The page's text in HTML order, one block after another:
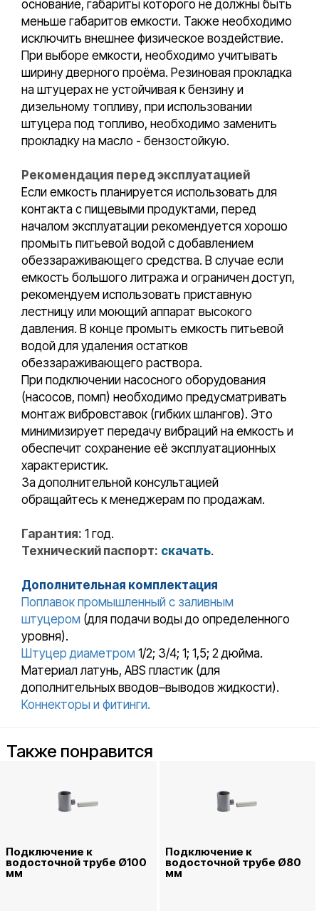
основание, габариты которого не должны быть
меньше габаритов емкости. Также необходимо
исключить внешнее физическое воздействие.
При выборе емкости, необходимо учитывать
ширину дверного проёма. Резиновая прокладка
на штуцерах не устойчивая к бензину и
дизельному топливу, при использовании
штуцера под топливо, необходимо заменить
прокладку на масло - бензостойкую.
Рекомендация перед эксплуатацией
Если емкость планируется использовать для
контакта с пищевыми продуктами, перед
началом эксплуатации рекомендуется хорошо
промыть питьевой водой с добавлением
обеззараживающего средства. В случае если
емкость большого литража и ограничен доступ,
рекомендуем использовать приставную
лестницу или моющий аппарат высокого
давления. В конце промыть емкость питьевой
водой для удаления остатков
обеззараживающего раствора.
При подключении насосного оборудования
(насосов, помп) необходимо предусматривать
монтаж вибровставок (гибких шлангов). Это
минимизирует передачу вибраций на емкость и
обеспечит сохранение её эксплуатационных
характеристик.
За дополнительной консультацией
обращайтесь к менеджерам по продажам.
Гарантия: 1 год.
Технический паспорт: скачать.
Дополнительная комплектация
Поплавок промышленный с заливным
штуцером (для подачи воды до определенного
уровня).
Штуцер диаметром 1/2; 3/4; 1; 1,5; 2 дюйма.
Материал латунь, ABS пластик (для
дополнительных вводов–выводов жидкости).
Коннекторы и фитинги.
Также понравится
Подключение к
водосточной трубе Ø100
мм
Подключение к
водосточной трубе Ø80
мм